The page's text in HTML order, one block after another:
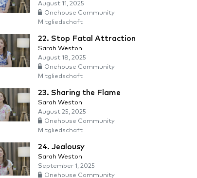
August 11, 2025
Onehouse Community
Mitgliedschaft
22. Stop Fatal Attraction
Sarah Weston
August 18, 2025
Onehouse Community
Mitgliedschaft
23. Sharing the Flame
Sarah Weston
August 25, 2025
Onehouse Community
Mitgliedschaft
24. Jealousy
Sarah Weston
September 1, 2025
Onehouse Community